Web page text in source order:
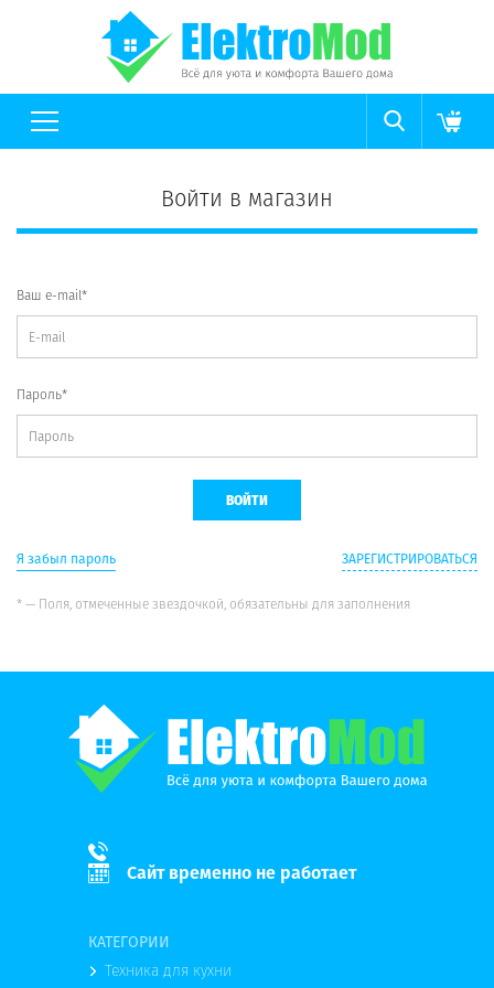
Войти в магазин
Ваш e-mail*
Пароль*
Я забыл пароль ЗАРЕГИСТРИРОВАТЬСЯ
* — Поля, отмеченные звездочкой, обязательны для заполнения
Сайт временно не работает
КАТЕГОРИИ
Техника для кухни